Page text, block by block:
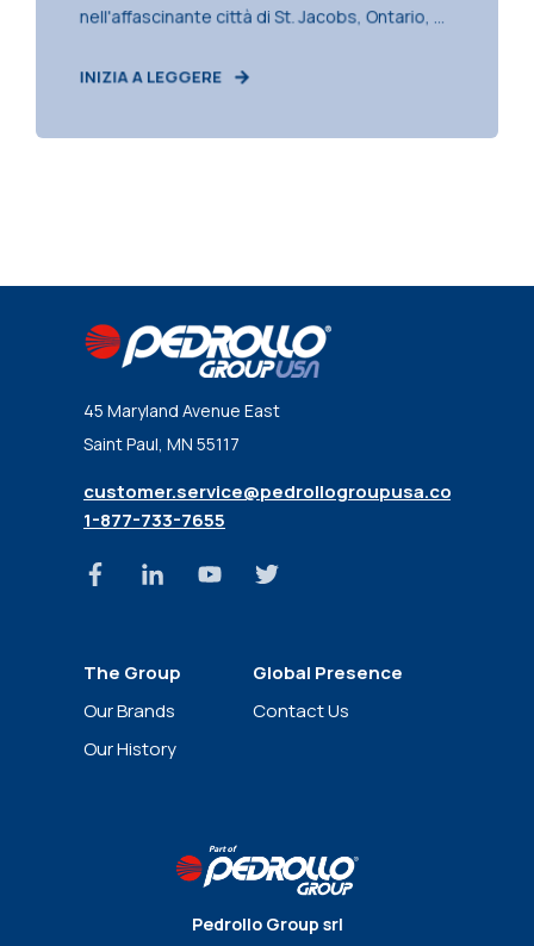
nell'affascinante città di St. Jacobs, Ontario, ...
INIZIA A LEGGERE
45 Maryland Avenue East
Saint Paul, MN 55117
customer.service@pedrollogroupusa.com
1-877-733-7655
The Group
Our Brands
Our History
Global Presence
Contact Us
Pedrollo Group srl